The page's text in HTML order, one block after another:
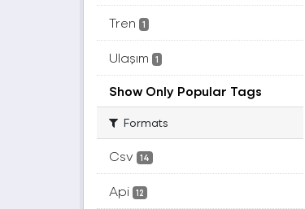
Tren 1
Ulaşım 1
Show Only Popular Tags
Formats
Csv 14
Api 12